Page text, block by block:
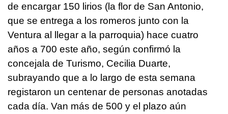
de encargar 150 lirios (la flor de San Antonio,
que se entrega a los romeros junto con la
Ventura al llegar a la parroquia) hace cuatro
años a 700 este año, según confirmó la
concejala de Turismo, Cecilia Duarte,
subrayando que a lo largo de esta semana
registaron un centenar de personas anotadas
cada día. Van más de 500 y el plazo aún